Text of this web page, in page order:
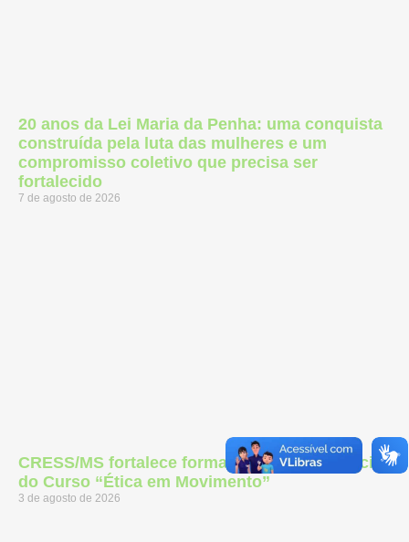
20 anos da Lei Maria da Penha: uma conquista
construída pela luta das mulheres e um
compromisso coletivo que precisa ser
fortalecido
7 de agosto de 2026
CRESS/MS fortalece formação ética com início
do Curso “Ética em Movimento”
3 de agosto de 2026